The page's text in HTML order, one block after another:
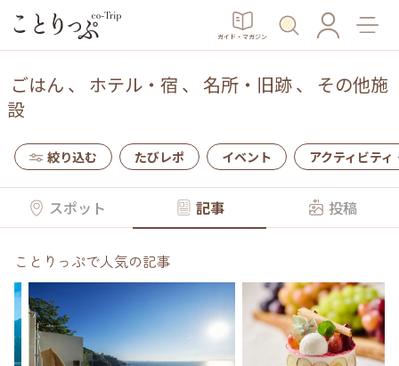
ガイド・マガジン
ごはん 、 ホテル・宿 、 名所・旧跡、 その他施
設
絞り込む たびレポ イベント アクティビティ
スポット 記事 投稿
ことりっぷで人気の記事